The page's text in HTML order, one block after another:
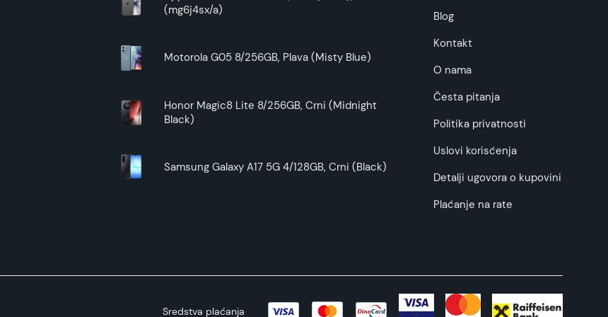
Superfon doo se trudi da informacije i fotografije artikala budu što tačnije i detaljnije ali ne može da
(mg6j4sx/a)
Motorola G05 8/256GB, Plava (Misty Blue)
Honor Magic8 Lite 8/256GB, Crni (Midnight
Black)
Samsung Galaxy A17 5G 4/128GB, Crni (Black)
Blog
Kontakt
O nama
Česta pitanja
Politika privatnosti
Uslovi korisćenja
Detalji ugovora o kupovini
Plaćanje na rate
Sredstva plaćanja